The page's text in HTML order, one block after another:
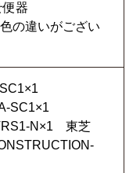
便器
の違いがござい
SC1×1
N×1 東芝